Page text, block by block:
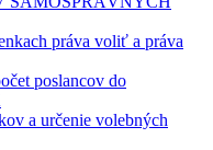
práva voliť a práva
poslancov do
a určenie volebných